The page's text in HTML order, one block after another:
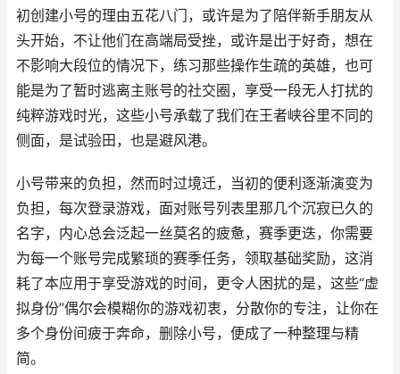
初创建小号的理由五花八门，或许是为了陪伴新手朋友从
头开始，不让他们在高端局受挫，或许是出于好奇，想在
不影响大段位的情况下，练习那些操作生疏的英雄，也可
能是为了暂时逃离主账号的社交圈，享受一段无人打扰的
纯粹游戏时光，这些小号承载了我们在王者峡谷里不同的
侧面，是试验田，也是避风港。
小号带来的负担，然而时过境迁，当初的便利逐渐演变为
负担，每次登录游戏，面对账号列表里那几个沉寂已久的
名字，内心总会泛起一丝莫名的疲惫，赛季更迭，你需要
为每一个账号完成繁琐的赛季任务，领取基础奖励，这消
耗了本应用于享受游戏的时间，更令人困扰的是，这些“虚
拟身份”偶尔会模糊你的游戏初衷，分散你的专注，让你在
多个身份间疲于奔命，删除小号，便成了一种整理与精
简。